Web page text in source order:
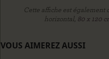
Cette affiche est
horizontal, 80 x 120
VOUS AIMEREZ AUSSI